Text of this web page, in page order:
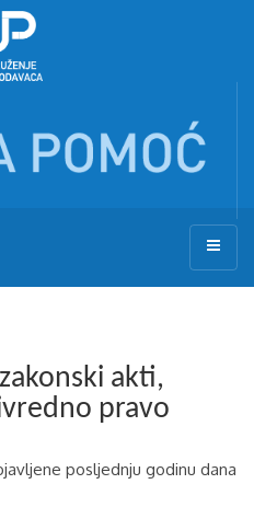
akti,
pravo
posljednju godinu dana